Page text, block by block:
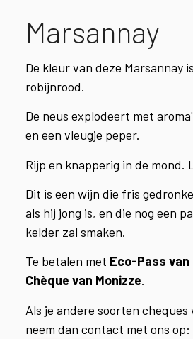
Marsannay
De kleur van deze Marsannay
robijnrood.
De neus explodeert met
en een vleugje peper.
Rijp en knapperig in de mond.
Dit is een wijn die fris
als hij jong is, en die nog een
kelder zal smaken.
Te betalen met Eco-Pass van
Chèque van Monizze.
Als je andere soorten
neem dan contact met ons op: